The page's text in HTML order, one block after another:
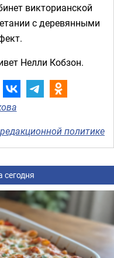
викторианской
с деревянными
Нелли Кобзон.
редакционной политике
сегодня